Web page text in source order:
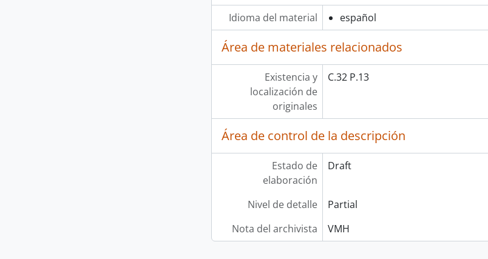
Idioma del material español
Área de materiales relacionados
Existencia y
localización de
originales
C.32 P.13
Área de control de la descripción
Estado de
elaboración
Draft
Nivel de detalle
Partial
Nota del archivista
VMH